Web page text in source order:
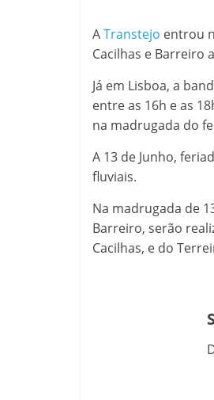
ATranstejo entrou
Cacilhas e Barreiro
Já em Lisboa, a
entre as 16h e as
na madrugada do
A 13 de Junho,
fluviais.
Na madrugada de
Barreiro, serão
Cacilhas, e do